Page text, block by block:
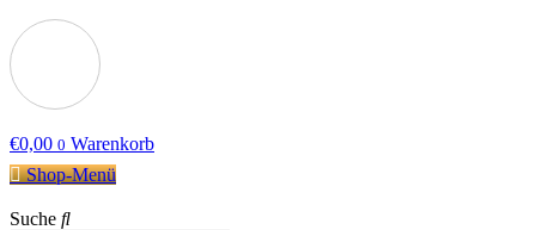
€0,00 0 Warenkorb
Shop-Menü
Suche